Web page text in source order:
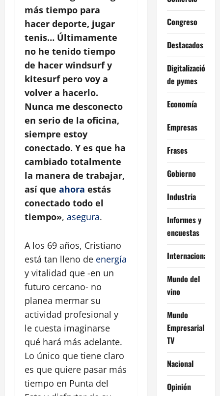
más tiempo para
hacer deporte, jugar
tenis… Últimamente
no he tenido tiempo
de hacer windsurf y
kitesurf pero voy a
volver a hacerlo.
Nunca me desconecto
en serio de la oficina,
siempre estoy
conectado. Y es que ha
cambiado totalmente
la manera de trabajar,
así que ahora estás
conectado todo el
tiempo», asegura.
A los 69 años, Cristiano
está tan lleno de energía
y vitalidad que -en un
futuro cercano- no
planea mermar su
actividad profesional y
le cuesta imaginarse
qué hará más adelante.
Lo único que tiene claro
es que quiere pasar más
tiempo en Punta del
Congreso
Destacados
Digitalización
de pymes
Economía
Empresas
Frases
Gobierno
Industria
Informes y
encuestas
Internacional
Mundo del
vino
Mundo
Empresarial
TV
Nacional
Opinión